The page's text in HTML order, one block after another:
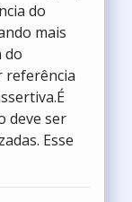
do
mais
do
referência
deve ser
Esse